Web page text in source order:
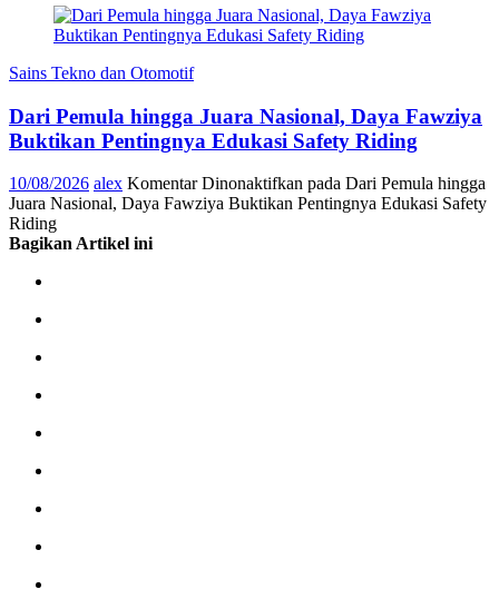
Sains Tekno dan Otomotif
Dari Pemula hingga Juara Nasional, Daya Fawziya
Buktikan Pentingnya Edukasi Safety Riding
10/08/2026 alex Komentar Dinonaktifkan pada Dari Pemula hingga
Juara Nasional, Daya Fawziya Buktikan Pentingnya Edukasi Safety
Riding
Bagikan Artikel ini